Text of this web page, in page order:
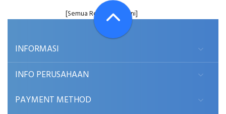
[Semua Resensi Buku Ini]
INFORMASI
INFO PERUSAHAAN
PAYMENT METHOD